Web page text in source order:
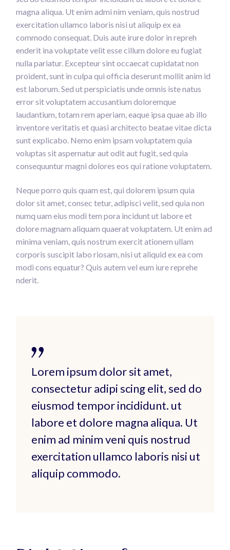
magna aliqua. Ut enim admi nim veniam, quis nostrud
exercitation ullamco laboris nisi ut aliquip ex ea
commodo consequat. Duis aute irure dolor in repreh
enderit ina voluptate velit esse cillum dolore eu fugiat
nulla pariatur. Excepteur sint occaecat cupidatat non
proident, sunt in culpa qui officia deserunt mollit anim id
est laborum. Sed ut perspiciatis unde omnis iste natus
error sit voluptatem accusantium doloremque
laudantium, totam rem aperiam, eaque ipsa quae ab illo
inventore veritatis et quasi architecto beatae vitae dicta
sunt explicabo. Nemo enim ipsam voluptatem quia
voluptas sit aspernatur aut odit aut fugit, sed quia
consequuntur magni dolores eos qui ratione voluptatem.
Neque porro quis quam est, qui dolorem ipsum quia
dolor sit amet, consec tetur, adipisci velit, sed quia non
numq uam eius modi tem pora incidunt ut labore et
dolore magnam aliquam quaerat voluptatem. Ut enim ad
minima veniam, quis nostrum exercit ationem ullam
corporis suscipit labo riosam, nisi ut aliquid ex ea com
modi cons equatur? Quis autem vel eum iure reprehe
nderit.
Lorem ipsum dolor sit amet,
consectetur adipi scing elit, sed do
eiusmod tempor incididunt. ut
labore et dolore magna aliqua. Ut
enim ad minim veni quis nostrud
exercitation ullamco laboris nisi ut
aliquip commodo.